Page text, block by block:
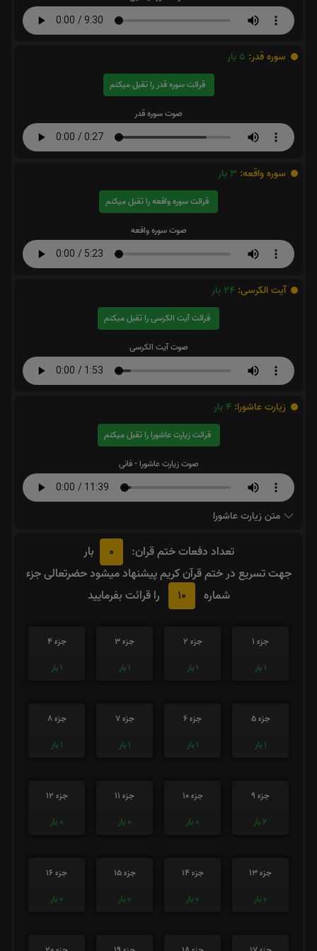
سوره قدر: 5 بار
قرائت سوره قدر را تقبل میکنم
صوت سوره قدر
سوره واقعه: 3 بار
قرائت سوره واقعه را تقبل میکنم
صوت سوره واقعه
آیت الکرسی: 24 بار
قرائت آیت الکرسی را تقبل میکنم
صوت آیت الکرسی
زیارت عاشورا: 4 بار
قرائت زیارت عاشورا را تقبل میکنم
صوت زیارت عاشورا - فانی
متن زیارت عاشورا
تعداد دفعات ختم قران: 0
بار
جهت تسریع در ختم قرآن کریم پیشنهاد میشود حضرتعالی جزء
شماره
10 را قرائت بفرمایید
جزء 1
1 بار
جزء 2
1 بار
جزء 3
1 بار
جزء 4
1 بار
جزء 5
1 بار
جزء 6
1 بار
جزء 7
1 بار
جزء 8
1 بار
جزء 9
2 بار
جزء 10
0 بار
جزء 11
0 بار
جزء 12
0 بار
جزء 13
0 بار
جزء 14
0 بار
جزء 15
0 بار
جزء 16
0 بار